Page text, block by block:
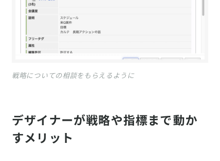
戦略についての相談をもらえるように
デザイナーが戦略や指標まで動か
すメリット